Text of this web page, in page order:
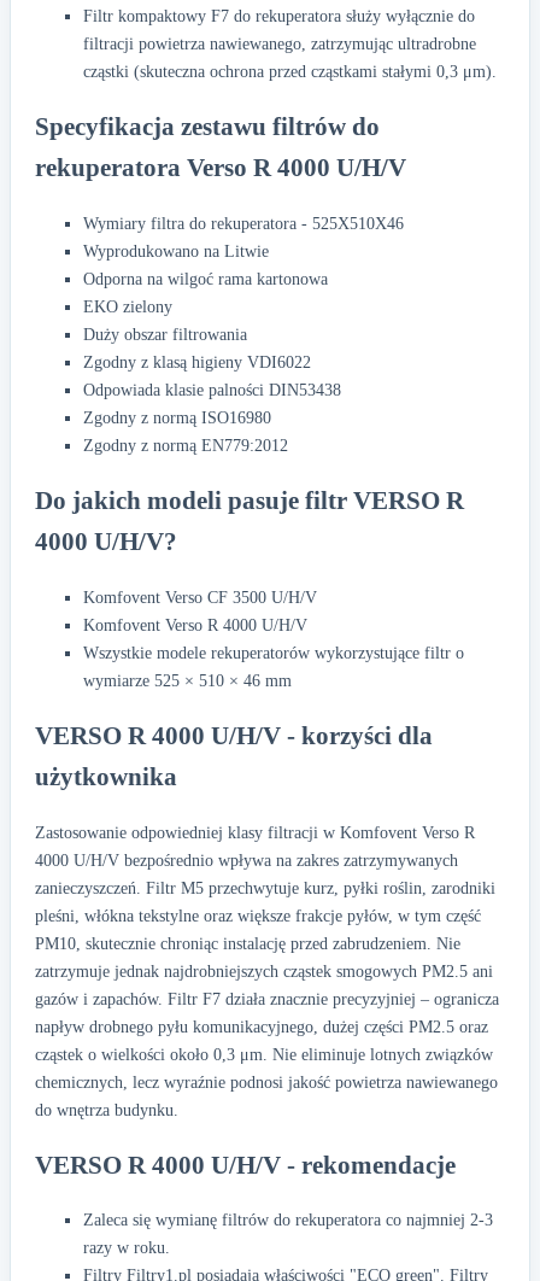
Filtr kompaktowy F7 do rekuperatora służy wyłącznie do
filtracji powietrza nawiewanego, zatrzymując ultradrobne
cząstki (skuteczna ochrona przed cząstkami stałymi 0,3 μm).
Specyfikacja zestawu filtrów do
rekuperatora Verso R 4000 U/H/V
Wymiary filtra do rekuperatora - 525X510X46
Wyprodukowano na Litwie
Odporna na wilgoć rama kartonowa
EKO zielony
Duży obszar filtrowania
Zgodny z klasą higieny VDI6022
Odpowiada klasie palności DIN53438
Zgodny z normą ISO16980
Zgodny z normą EN779:2012
Do jakich modeli pasuje filtr VERSO R
4000 U/H/V?
Komfovent Verso CF 3500 U/H/V
Komfovent Verso R 4000 U/H/V
Wszystkie modele rekuperatorów wykorzystujące filtr o
wymiarze 525 × 510 × 46 mm
VERSO R 4000 U/H/V - korzyści dla
użytkownika
Zastosowanie odpowiedniej klasy filtracji w Komfovent Verso R
4000 U/H/V bezpośrednio wpływa na zakres zatrzymywanych
zanieczyszczeń. Filtr M5 przechwytuje kurz, pyłki roślin, zarodniki
pleśni, włókna tekstylne oraz większe frakcje pyłów, w tym część
PM10, skutecznie chroniąc instalację przed zabrudzeniem. Nie
zatrzymuje jednak najdrobniejszych cząstek smogowych PM2.5 ani
gazów i zapachów. Filtr F7 działa znacznie precyzyjniej – ogranicza
napływ drobnego pyłu komunikacyjnego, dużej części PM2.5 oraz
cząstek o wielkości około 0,3 μm. Nie eliminuje lotnych związków
chemicznych, lecz wyraźnie podnosi jakość powietrza nawiewanego
do wnętrza budynku.
VERSO R 4000 U/H/V - rekomendacje
Zaleca się wymianę filtrów do rekuperatora co najmniej 2-3
razy w roku.
Filtry Filtry1.pl posiadają właściwości "ECO green". Filtry